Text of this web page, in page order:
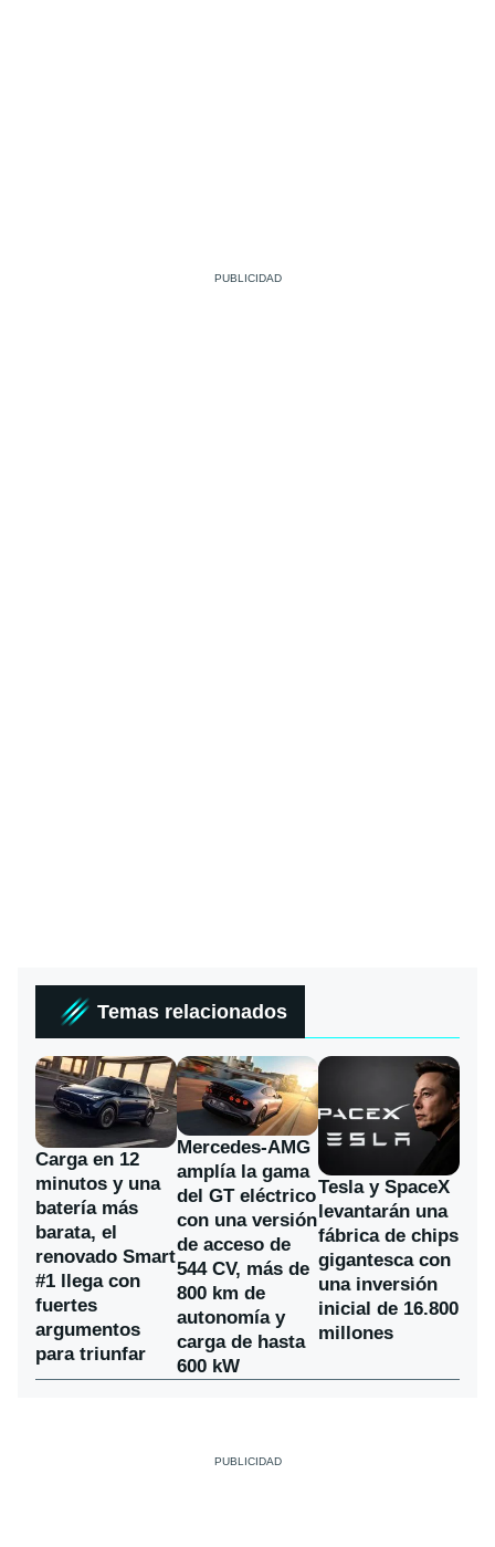
Temas relacionados
Carga en 12
minutos y una
batería más
barata, el
renovado Smart
#1 llega con
fuertes
argumentos
para triunfar
Mercedes-AMG
amplía la gama
del GT eléctrico
con una versión
de acceso de
544 CV, más de
800 km de
autonomía y
carga de hasta
600 kW
Tesla y SpaceX
levantarán una
fábrica de chips
gigantesca con
una inversión
inicial de 16.800
millones